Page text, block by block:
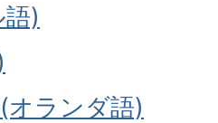
語)
ランダ語)